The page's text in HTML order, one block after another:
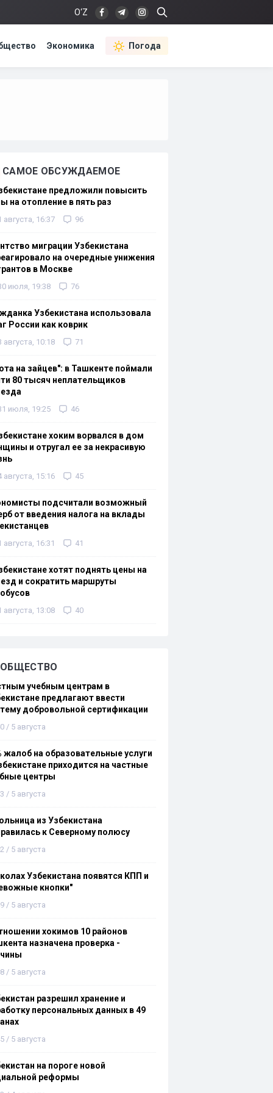
O‘Z
Экономика Погода
САМОЕ ОБСУЖДАЕМОЕ
предложили повысить
на отопление в пять раз
августа, 16:37 96
миграции Узбекистана
на очередные унижения
в Москве
июля, 19:38 76
Узбекистана использовала
России как коврик
августа, 10:18 71
на зайцев": в Ташкенте поймали
80 тысяч неплательщиков
июля, 19:25 46
хоким ворвался в дом
и отругал ее за некрасивую
августа, 15:16 45
подсчитали возможный
от введения налога на вклады
августа, 16:31 41
хотят поднять цены на
и сократить маршруты
августа, 13:08 40
ОБЩЕСТВО
учебным центрам в
предлагают ввести
добровольной сертификации
/ 5 августа
жалоб на образовательные услуги
приходится на частные
центры
/ 5 августа
из Узбекистана
к Северному полюсу
/ 5 августа
Узбекистана появятся КПП и
кнопки"
/ 5 августа
хокимов 10 районов
назначена проверка -
/ 5 августа
разрешил хранение и
персональных данных в 49
/ 5 августа
на пороге новой
реформы